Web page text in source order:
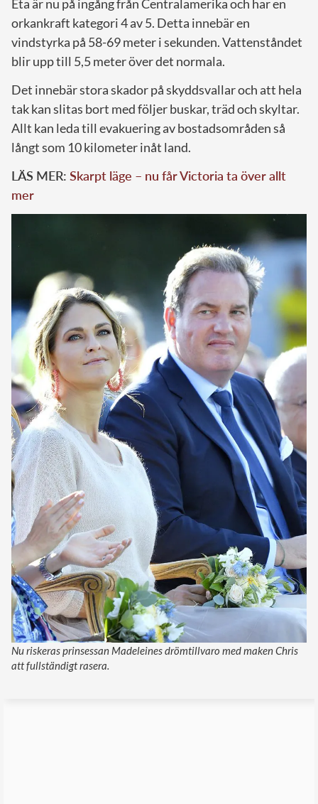
Eta är nu på ingång från Centralamerika och har en
orkankraft kategori 4 av 5. Detta innebär en
vindstyrka på 58-69 meter i sekunden. Vattenståndet
blir upp till 5,5 meter över det normala.
Det innebär stora skador på skyddsvallar och att hela
tak kan slitas bort med följer buskar, träd och skyltar.
Allt kan leda till evakuering av bostadsområden så
långt som 10 kilometer inåt land.
LÄS MER: Skarpt läge – nu får Victoria ta över allt
mer
Nu riskeras prinsessan Madeleines drömtillvaro med maken Chris
att fullständigt rasera.